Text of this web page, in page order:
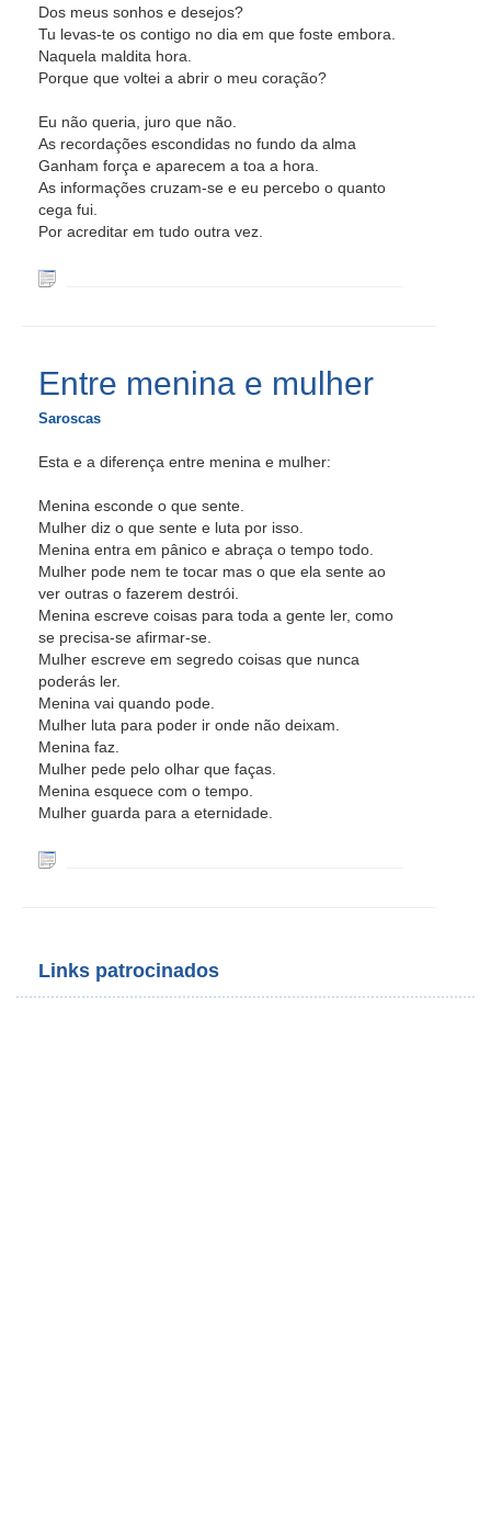
Dos meus sonhos e desejos?
Tu levas-te os contigo no dia em que foste embora.
Naquela maldita hora.
Porque que voltei a abrir o meu coração?
Eu não queria, juro que não.
As recordações escondidas no fundo da alma
Ganham força e aparecem a toa a hora.
As informações cruzam-se e eu percebo o quanto
cega fui.
Por acreditar em tudo outra vez.
Entre menina e mulher
Saroscas
Esta e a diferença entre menina e mulher:
Menina esconde o que sente.
Mulher diz o que sente e luta por isso.
Menina entra em pânico e abraça o tempo todo.
Mulher pode nem te tocar mas o que ela sente ao
ver outras o fazerem destrói.
Menina escreve coisas para toda a gente ler, como
se precisa-se afirmar-se.
Mulher escreve em segredo coisas que nunca
poderás ler.
Menina vai quando pode.
Mulher luta para poder ir onde não deixam.
Menina faz.
Mulher pede pelo olhar que faças.
Menina esquece com o tempo.
Mulher guarda para a eternidade.
Links patrocinados